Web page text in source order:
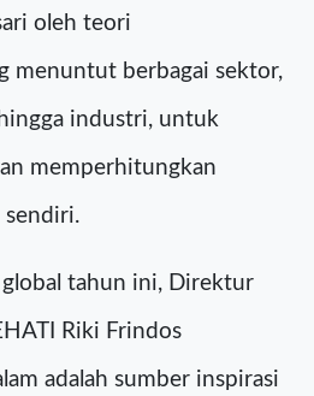
oleh teori
menuntut berbagai sektor,
industri, untuk
memperhitungkan
sendiri.
global tahun ini, Direktur
Riki Frindos
adalah sumber inspirasi